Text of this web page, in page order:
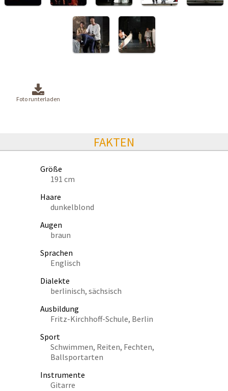
Foto runterladen
FAKTEN
Größe
191 cm
Haare
dunkelblond
Augen
braun
Sprachen
Englisch
Dialekte
berlinisch, sächsisch
Ausbildung
Fritz-Kirchhoff-Schule, Berlin
Sport
Schwimmen, Reiten, Fechten,
Ballsportarten
Instrumente
Gitarre